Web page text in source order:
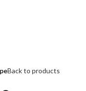
Back to products